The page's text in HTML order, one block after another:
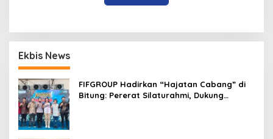
Ekbis News
FIFGROUP Hadirkan “Hajatan Cabang” di
Bitung: Pererat Silaturahmi, Dukung